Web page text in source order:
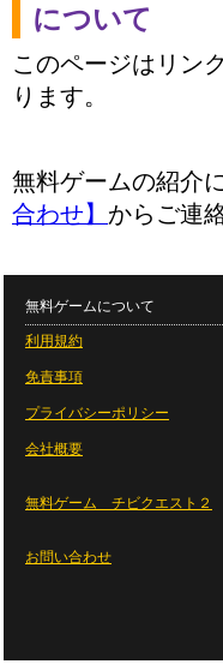
について
このページはリン
ります。
無料ゲームの紹介
合わせ】 からご連
無料ゲームについて
利用規約
免責事項
プライバシーポリシー
会社概要
無料ゲーム チビクエスト２
お問い合わせ